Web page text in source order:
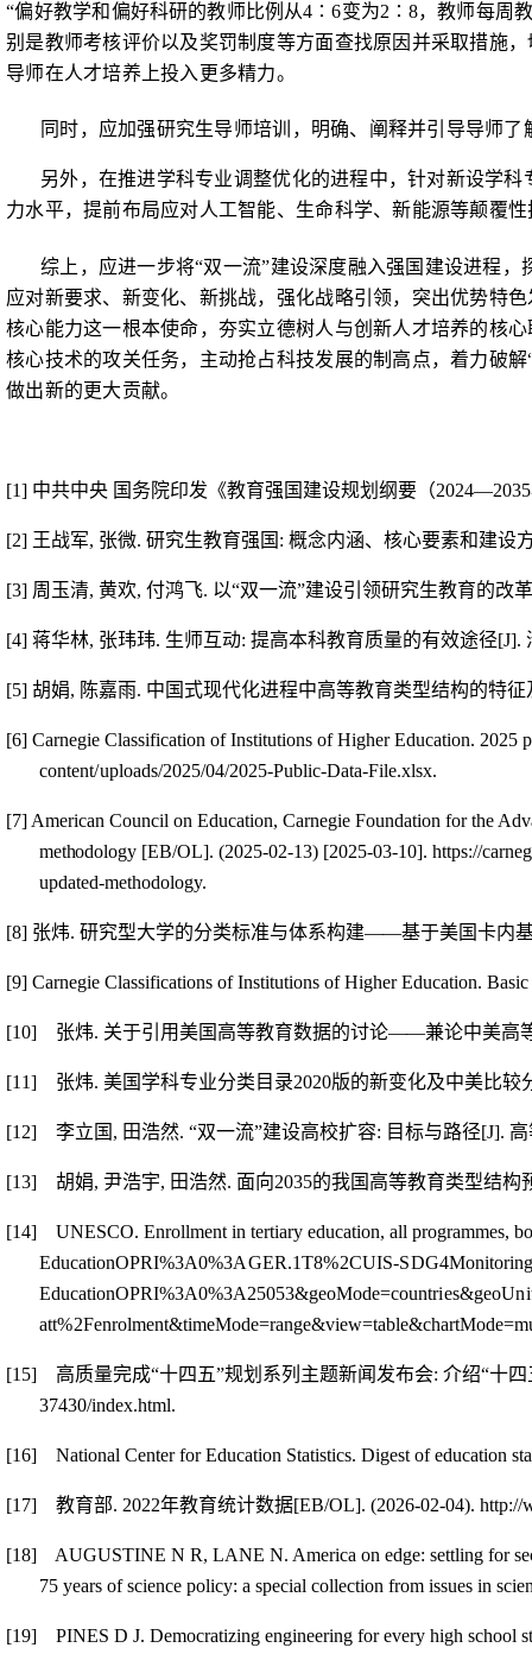
“偏好教学和偏好科研的教师比例从4 ∶6变为2 ∶8，教师每周
别是教师考核评价以及奖罚制度等方面查找原因并采取措施，
导师在人才培养上投入更多精力。
同时，应加强研究生导师培训，明确、阐释并引导导师
另外，在推进学科专业调整优化的进程中，针对新设学
力水平，提前布局应对人工智能、生命科学、新能源等颠覆
综上，应进一步将“双一流”建设深度融入强国建设进程
应对新要求、新变化、新挑战，强化战略引领，突出优势特
核心能力这一根本使命，夯实立德树人与创新人才培养的核
核心技术的攻关任务，主动抢占科技发展的制高点，着力破
做出新的更大贡献。
[1] 中共中央 国务院印发《教育强国建设规划纲要（2024—2035
[2] 王战军, 张微. 研究生教育强国 : 概念内涵、核心要素和建设
[3] 周玉清, 黄欢, 付鸿飞. 以“双一流”建设引领研究生教育的改
[4] 蒋华林, 张玮玮. 生师互动: 提高本科教育质量的有效途径[J].
[5] 胡娟, 陈嘉雨. 中国式现代化进程中高等教育类型结构的特征
[6] Carnegie Classification of Institutions of Higher Education.
content/uploads/2025/04/2025-Public-Data-File.xlsx.
[7] American Council on Education, Carnegie Foundation for the
methodology[EB/OL]. (2025-02-13) [2025-03-10]. https://
updated-methodology.
[8] 张炜. 研究型大学的分类标准与体系构建——基于美国卡内
[9] Carnegie Classifications of Institutions of Higher Education.
[10] 张炜. 关于引用美国高等教育数据的讨论——兼论中美高
[11] 张炜. 美国学科专业分类目录2020版的新变化及中美比较
[12] 李立国 , 田浩然. “双一流”建设高校扩容: 目标与路径[J].
[13] 胡娟, 尹浩宇, 田浩然. 面向2035的我国高等教育类型结构
[14] UNESCO. Enrollment in tertiary education, all programmes,
EducationOPRI%3A0%3AGER.1T8%2CUIS-SD
EducationOPRI%3A0%3A25053&geoMode=cou
att%2Fenrol
[15] 高质量完成“十四五”规划系列主题新闻发布会: 介绍“十
37430/index.html.
[16] National Center for Education Statistics. Digest of education
[17] 教育部. 2022年教育统计数据[EB/OL]. (2026-02-04). http://
[18]
AUGUSTINE N R, LANE N. America on edge: settling for
75 years of science policy: a special collection from issues in
[19]
PINES D J. Democratizing engineering for every high school